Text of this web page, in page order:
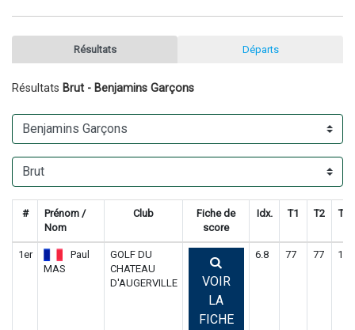
Résultats Départs
Résultats Brut - Benjamins Garçons
#
Prénom /
Nom
Club
Fiche de
score
Idx. T1 T2
1er
Paul
MAS
GOLF DU
CHATEAU
D'AUGERVILLE
VOIR
LA
FICHE
6.8 77 77 154